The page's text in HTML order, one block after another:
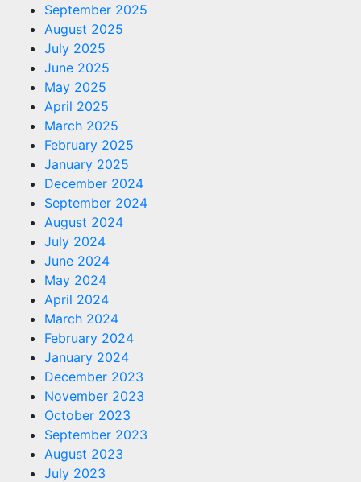
September 2025
August 2025
July 2025
June 2025
May 2025
April 2025
March 2025
February 2025
January 2025
December 2024
September 2024
August 2024
July 2024
June 2024
May 2024
April 2024
March 2024
February 2024
January 2024
December 2023
November 2023
October 2023
September 2023
August 2023
July 2023